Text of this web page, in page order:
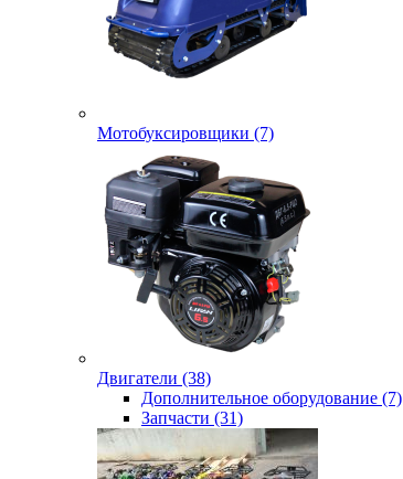
Мотобуксировщики (7)
Двигатели (38)
Дополнительное оборудование (7)
Запчасти (31)